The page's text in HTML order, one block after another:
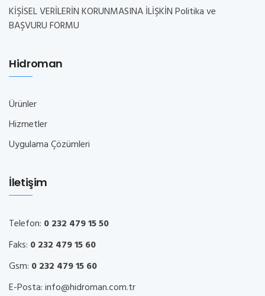
KİŞİSEL VERİLERİN KORUNMASINA İLİŞKİN Politika ve
BAŞVURU FORMU
Hidroman
Ürünler
Hizmetler
Uygulama Çözümleri
İletişim
Telefon: 0 232 479 15 50
Faks: 0 232 479 15 60
Gsm: 0 232 479 15 60
E-Posta:info@hidroman.com.tr